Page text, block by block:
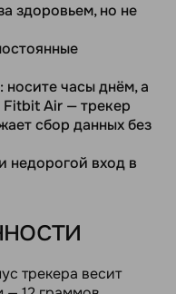
здоровьем, но не
носите часы днём, а
Fitbit Air — трекер
сбор данных без
недорогой вход в
трекера весит